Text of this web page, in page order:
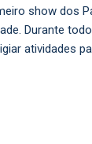
show dos
Durante
atividades